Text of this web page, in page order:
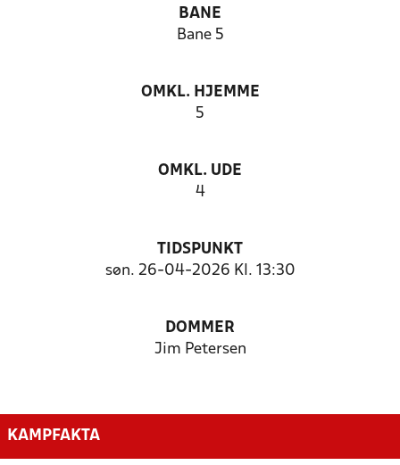
BANE
Bane 5
OMKL. HJEMME
5
OMKL. UDE
4
TIDSPUNKT
søn. 26-04-2026 Kl. 13:30
DOMMER
Jim Petersen
KAMPFAKTA